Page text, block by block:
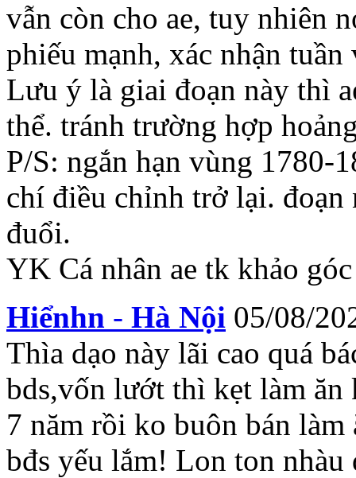
vẫn còn cho ae, tuy nhiên
phiếu mạnh, xác nhận
Lưu ý là giai đoạn này thì
thể. tránh trường hợp
P/S: ngắn hạn vùng 1780-
chí điều chỉnh trở lại. đoạn
đuổi.
YK Cá nhân ae tk khảo
Hiểnhn - Hà Nội 05/08/
Thìa dạo này lãi cao quá
bds,vốn lướt thì kẹt làm ăn
7 năm rồi ko buôn bán
bđs yếu lắm! Lon ton nhàu